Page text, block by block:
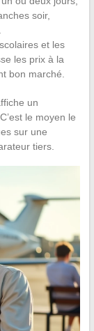
soir,
et les
les prix à la
bon marché.
un
le moyen le
sur une
tiers.